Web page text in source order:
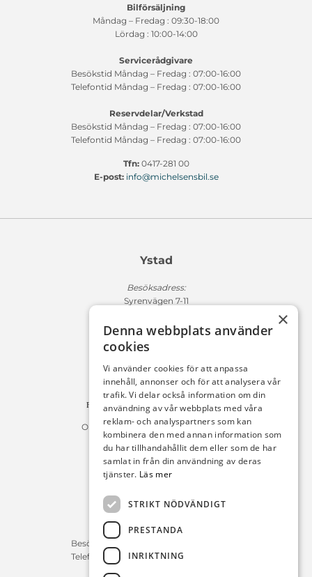
Bilförsäljning
Måndag – Fredag : 09:30-18:00
Lördag : 10:00-14:00
Servicerådgivare
Besökstid Måndag – Fredag : 07:00-16:00
Telefontid Måndag – Fredag : 07:00-16:00
Reservdelar/Verkstad
Besökstid Måndag – Fredag : 07:00-16:00
Telefontid Måndag – Fredag : 07:00-16:00
Tfn:0417-281 00
E-post: info@michelsensbil.se
Ystad
Besöksadress:
Syrenvägen 7-11
Fakturaadress:
Michelsens Bil AB /ePP
10654 Stockholm
Fakturan måste innehålla referensnummer!
Organisationsnummer 556225-9142
Öppettider:
Bilförsäljning
Lördag : 10:00-14:00
Servicerådgivare
Besökstid Måndag – Fredag : 07:00-16:00
Telefontid Måndag – Fredag : 07:00-16:00
×
Denna webbplats använder
cookies
Vi använder cookies för att anpassa
innehåll, annonser och för att analysera vår
trafik. Vi delar också information om din
användning av vår webbplats med våra
reklam- och analyspartners som kan
kombinera den med annan information som
du har tillhandahållit dem eller som de har
samlat in från din användning av deras
tjänster. Läs mer
STRIKT NÖDVÄNDIGT
PRESTANDA
INRIKTNING